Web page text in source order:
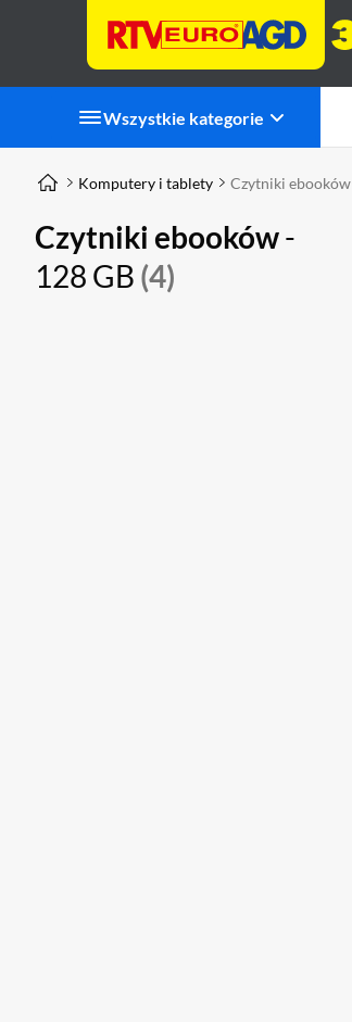
Wszystkie kategorie
Komputery i tablety Czytniki ebooków
Czytniki ebooków-
128 GB (4)